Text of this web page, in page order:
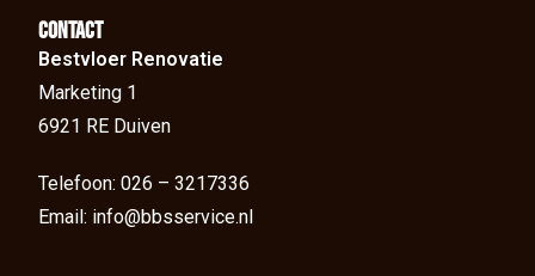
Contact
Bestvloer Renovatie
Marketing 1
6921 RE Duiven
Telefoon: 026 – 3217336
Email: info@bbsservice.nl